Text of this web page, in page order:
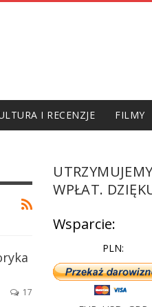
I RECENZJE FILMY
17
WPŁAT.
Wsparcie:
PLN: